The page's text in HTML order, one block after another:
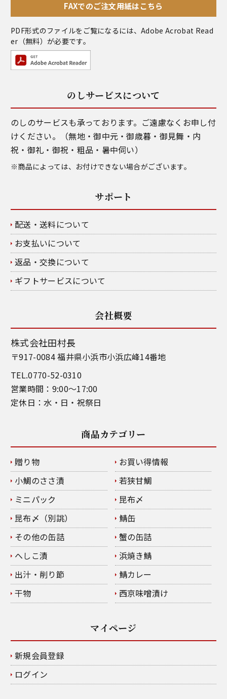
FAXでのご注文用紙はこちら
PDF形式のファイルをご覧になるには、Adobe Acrobat Read
er （無料）が必要です。
のしサービスについて
のしのサービスも承っております。ご遠慮なくお申し付
けください。（無地・御中元・御歳暮・御見舞・内
祝・御礼・御祝・粗品・暑中伺い）
※商品によっては、お付けできない場合がございます。
サポート
配送・送料について
お支払いについて
返品・交換について
ギフトサービスについて
会社概要
株式会社田村長
〒917-0084 福井県小浜市小浜広峰14番地
TEL.0770-52-0310
営業時間：9:00～17:00
定休日：水・日・祝祭日
商品カテゴリー
贈り物
お買い得情報
小鯛のささ漬
若狭甘鯛
ミニパック
昆布〆
昆布〆（別誂）
鯖缶
その他の缶詰
蟹の缶詰
へしこ漬
浜焼き鯖
出汁・削り節
鯖カレー
干物
西京味噌漬け
マイページ
新規会員登録
ログイン